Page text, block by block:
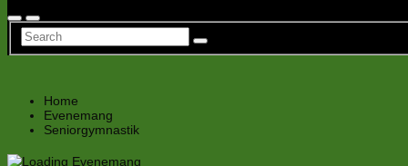
Home
Evenemang
Seniorgymnastik